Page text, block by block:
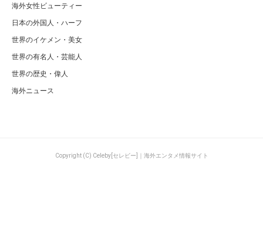
海外女性ビューティー
日本の外国人・ハーフ
世界のイケメン・美女
世界の有名人・芸能人
世界の歴史・偉人
海外ニュース
Copyright (C) Celeby[セレビー]｜海外エンタメ情報サイト